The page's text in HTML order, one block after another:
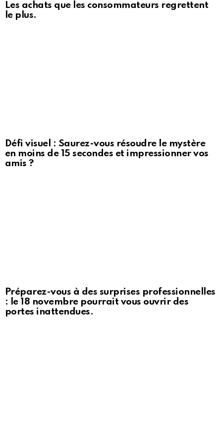
Les achats que les consommateurs regrettent
le plus.
Défi visuel : Saurez-vous résoudre le mystère
en moins de 15 secondes et impressionner vos
amis ?
Préparez-vous à des surprises professionnelles
: le 18 novembre pourrait vous ouvrir des
portes inattendues.